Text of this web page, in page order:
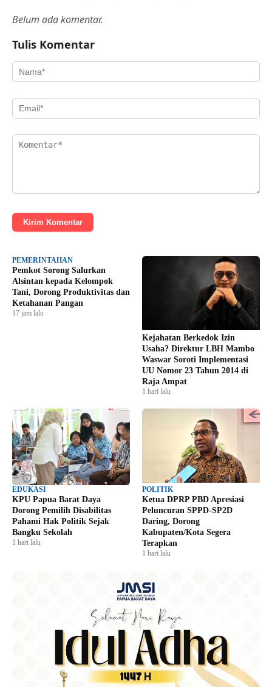
Belum ada komentar.
Tulis Komentar
Kirim Komentar
PEMERINTAHAN
Pemkot Sorong Salurkan
Alsintan kepada Kelompok
Tani, Dorong Produktivitas dan
Ketahanan Pangan
17 jam lalu
Kejahatan Berkedok Izin
Usaha? Direktur LBH Mambo
Waswar Soroti Implementasi
UU Nomor 23 Tahun 2014 di
Raja Ampat
1 hari lalu
EDUKASI
KPU Papua Barat Daya
Dorong Pemilih Disabilitas
Pahami Hak Politik Sejak
Bangku Sekolah
1 hari lalu
POLITIK
Ketua DPRP PBD Apresiasi
Peluncuran SPPD-SP2D
Daring, Dorong
Kabupaten/Kota Segera
Terapkan
1 hari lalu